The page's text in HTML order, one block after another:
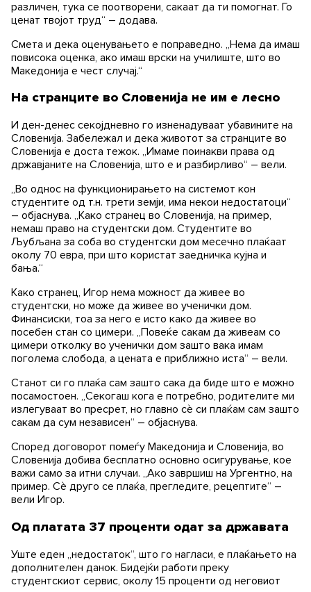
различен, тука се поотворени, сакаат да ти помогнат. Го
ценат твојот труд“ – додава.
Смета и дека оценувањето е поправедно. „Нема да имаш
повисока оценка, ако имаш врски на училиште, што во
Македонија е чест случај.“
На странците во Словенија не им е лесно
И ден-денес секојдневно го изненадуваат убавините на
Словенија. Забележал и дека животот за странците во
Словенија е доста тежок. „Имаме поинакви права од
државјаните на Словенија, што е и разбирливо“ – вели.
„Во однос на функционирањето на системот кон
студентите од т.н. трети земји, има некои недостатоци“
– објаснува. „Како странец во Словенија, на пример,
немаш право на студентски дом. Студентите во
Љубљана за соба во студентски дом месечно плаќаат
околу 70 евра, при што користат заедничка кујна и
бања.“
Како странец, Игор нема можност да живее во
студентски, но може да живее во ученички дом.
Финансиски, тоа за него е исто како да живее во
посебен стан со цимери. „Повеќе сакам да живеам со
цимери отколку во ученички дом зашто вака имам
поголема слобода, а цената е приближно иста“ – вели.
Станот си го плаќа сам зашто сака да биде што е можно
посамостоен. „Секогаш кога е потребно, родителите ми
излегуваат во пресрет, но главно сè си плаќам сам зашто
сакам да сум независен“ – објаснува.
Според договорот помеѓу Македонија и Словенија, во
Словенија добива бесплатно основно осигурување, кое
важи само за итни случаи. „Ако завршиш на Ургентно, на
пример. Сè друго се плаќа, прегледите, рецептите“ –
вели Игор.
Од платата 37 проценти одат за државата
Уште еден „недостаток“, што го нагласи, е плаќањето на
дополнителен данок. Бидејќи работи преку
студентскиот сервис, околу 15 проценти од неговиот